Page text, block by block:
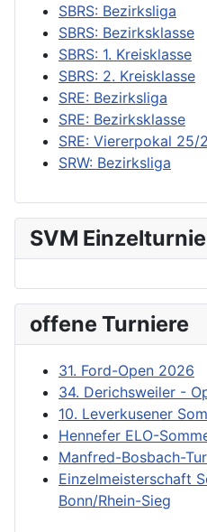
SBRS: Bezirksliga
SBRS: Bezirksklasse
SBRS: 1. Kreisklasse
SBRS: 2. Kreisklasse
SRE: Bezirksliga
SRE: Bezirksklasse
SRE: Viererpokal 25/
SRW: Bezirksliga
SVM
offene Turniere
31. Ford-Open 2026
34. Derichsweiler -
10. Leverkusener
Hennefer ELO-
Manfred-Bosbach-
Einzelmeisterschaft
Bonn/Rhein-Sieg